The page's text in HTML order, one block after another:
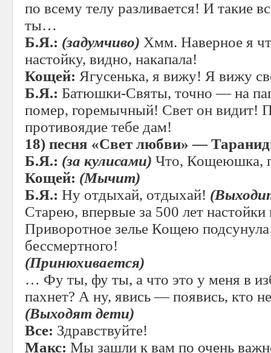
по всему телу разливается! И такие
ты…
Б.Я.: (задумчиво) Хмм. Наверное я
настойку, видно, накапала!
Кощей: Ягусенька, я вижу! Я вижу
Б.Я.: Батюшки-Святы, точно — на
помер, горемычный! Свет он видит!
противоядие тебе дам!
18) песня «Свет любви» —
Б.Я.: (за кулисами) Что, Кощеюшка,
Кощей: (Мычит)
Б.Я.: Ну отдыхай, отдыхай!
Старею, впервые за 500 лет настойки
Приворотное зелье Кощею
бессмертного!
(Принюхивается)
… Фу ты, фу ты, а что это у меня в
пахнет? А ну, явись — появись, кто
(Выходят дети)
Все: Здравствуйте!
Макс: Мы зашли к вам по очень